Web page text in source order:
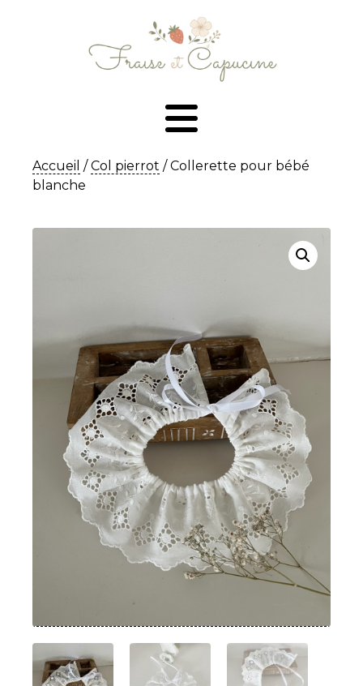
Accueil /Col pierrot / Collerette pour bébé
blanche